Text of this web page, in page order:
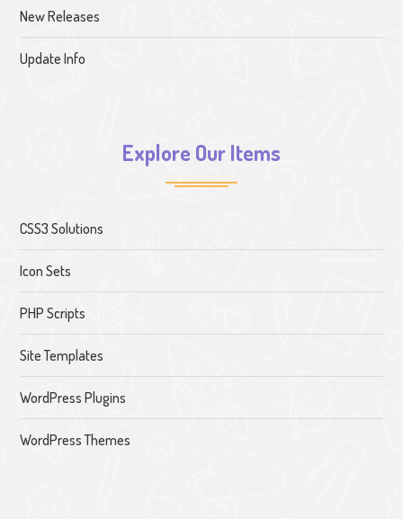
New Releases
Update Info
Explore Our Items
CSS3 Solutions
Icon Sets
PHP Scripts
Site Templates
WordPress Plugins
WordPress Themes